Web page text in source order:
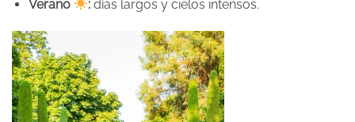
Verano : días largos y cielos intensos.